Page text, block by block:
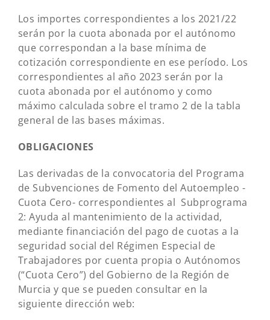
Los importes correspondientes a los 2021/22
serán por la cuota abonada por el autónomo
que correspondan a la base mínima de
cotización correspondiente en ese período. Los
correspondientes al año 2023 serán por la
cuota abonada por el autónomo y como
máximo calculada sobre el tramo 2 de la tabla
general de las bases máximas.
OBLIGACIONES
Las derivadas de la convocatoria del Programa
de Subvenciones de Fomento del Autoempleo -
Cuota Cero- correspondientes al Subprograma
2: Ayuda al mantenimiento de la actividad,
mediante financiación del pago de cuotas a la
seguridad social del Régimen Especial de
Trabajadores por cuenta propia o Autónomos
(“Cuota Cero”) del Gobierno de la Región de
Murcia y que se pueden consultar en la
siguiente dirección web: